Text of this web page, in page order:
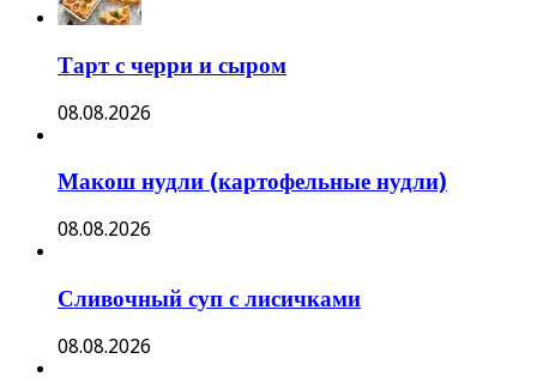
Тарт с черри и сыром
08.08.2026
Макош нудли (картофельные нудли)
08.08.2026
Сливочный суп с лисичками
08.08.2026